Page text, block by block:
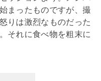
まったものですが、撮
りは激烈なものだった
それに食べ物を粗末に